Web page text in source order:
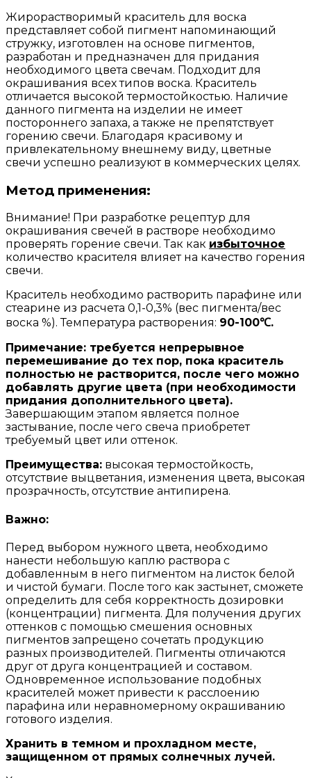
Жирорастворимый краситель для воска
представляет собой пигмент напоминающий
стружку, изготовлен на основе пигментов,
разработан и предназначен для придания
необходимого цвета свечам. Подходит для
окрашивания всех типов воска. Краситель
отличается высокой термостойкостью. Наличие
данного пигмента на изделии не имеет
постороннего запаха, а также не препятствует
горению свечи. Благодаря красивому и
привлекательному внешнему виду, цветные
свечи успешно реализуют в коммерческих целях.
Метод применения:
Внимание! При разработке рецептур для
окрашивания свечей в растворе необходимо
проверять горение свечи. Так как избыточное
количество красителя влияет на качество горения
свечи.
Краситель необходимо растворить парафине или
стеарине из расчета 0,1-0,3% (вес пигмента/вес
воска %). Температура растворения: 90-100℃.
Примечание: требуется непрерывное
перемешивание до тех пор, пока краситель
полностью не растворится, после чего можно
добавлять другие цвета (при необходимости
придания дополнительного цвета).
Завершающим этапом является полное
застывание, после чего свеча приобретет
требуемый цвет или оттенок.
Преимущества: высокая термостойкость,
отсутствие выцветания, изменения цвета, высокая
прозрачность, отсутствие антипирена.
Важно:
Перед выбором нужного цвета, необходимо
нанести небольшую каплю раствора с
добавленным в него пигментом на листок белой
и чистой бумаги. После того как застынет, сможете
определить для себя корректность дозировки
(концентрации) пигмента. Для получения других
оттенков с помощью смешения основных
пигментов запрещено сочетать продукцию
разных производителей. Пигменты отличаются
друг от друга концентрацией и составом.
Одновременное использование подобных
красителей может привести к расслоению
парафина или неравномерному окрашиванию
готового изделия.
Хранить в темном и прохладном месте,
защищенном от прямых солнечных лучей.